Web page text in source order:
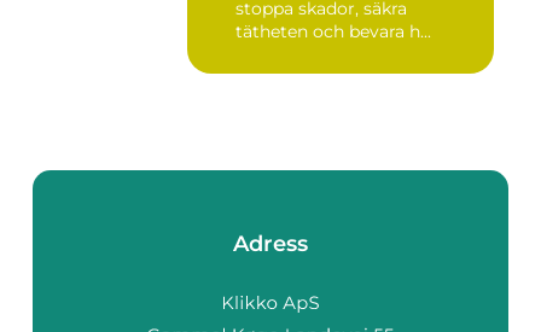
stoppa skador, säkra
tätheten och bevara h...
Adress